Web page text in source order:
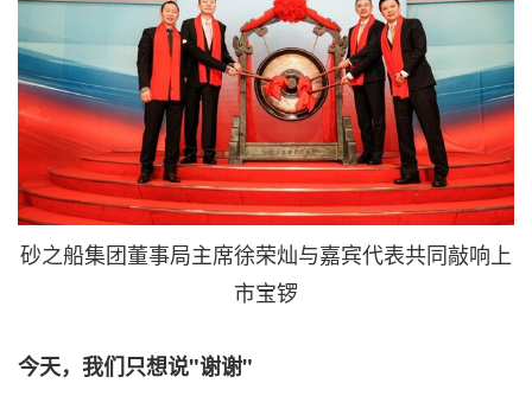
砂之船集团董事局主席徐荣灿与嘉宾代表共同敲响上
市宝锣
今天，我们只想说"谢谢"